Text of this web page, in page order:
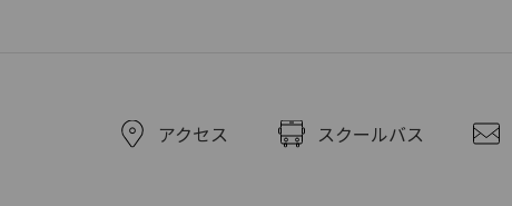
アクセス スクールバス